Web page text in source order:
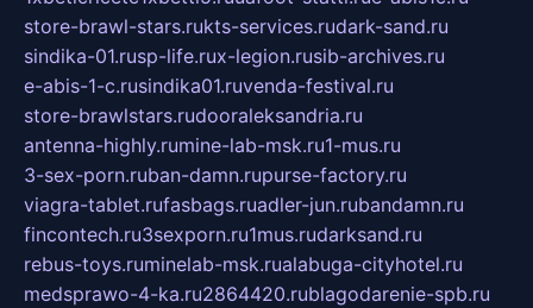
store-brawl-stars.rukts-services.rudark-sand.ru
sindika-01.rusp-life.rux-legion.rusib-archives.ru
e-abis-1-c.rusindika01.ruvenda-festival.ru
store-brawlstars.rudooraleksandria.ru
antenna-highly.rumine-lab-msk.ru1-mus.ru
3-sex-porn.ruban-damn.rupurse-factory.ru
viagra-tablet.rufasbags.ruadler-jun.rubandamn.ru
fincontech.ru3sexporn.ru1mus.rudarksand.ru
rebus-toys.ruminelab-msk.rualabuga-cityhotel.ru
medsprawo-4-ka.ru2864420.rublagodarenie-spb.ru